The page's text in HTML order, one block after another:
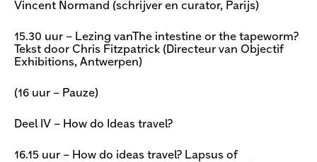
Vincent Normand (schrijver en curator, Parijs)
15.30 uur – Lezing vanThe intestine or the tapeworm?
Tekst door Chris Fitzpatrick (Directeur van Objectif
Exhibitions, Antwerpen)
(16 uur – Pauze)
Deel IV – How do Ideas travel?
16.15 uur – How do ideas travel? Lapsus of